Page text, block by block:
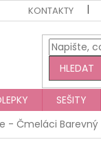
KONTAKTY
HLEDAT
SEŠITY
- Čmeláci